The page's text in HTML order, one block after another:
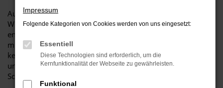
Ausgangspunkt ist meist Steinschlag, der vor allem in den
Wintermonaten leicht vorkommen kann. Die auf diese Weise
entstehenden Beschädigungen am Autoglas sind oftmals
minimal, können sich aber mit der Zeit vergrößern, wenn
keine Glasreparatur stattfindet. Hier kommen wir ins Spiel
und prüfen mit schnellem und kompetentem Blick, ob die
Scheibe erneuert werden muss oder ob es einfacher geht.
Impressum
Folgende Kategorien von Cookies werden von uns eingesetzt:
Essentiell
Diese Technologien sind erforderlich, um die
Kernfunktionalität der Webseite zu gewährleisten.
Funktional